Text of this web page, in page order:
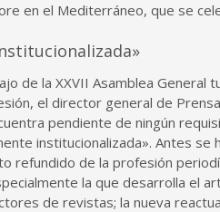
en el Mediterráneo, que se
de la XXVII Asamblea General
el director general de
pendiente de ningún
institucionalizada». Antes
refundido de la profesión
la que desarrolla el
de revistas; la nueva